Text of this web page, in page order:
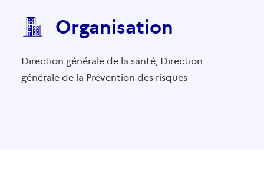
Organisation
Direction générale de la santé Direction
générale de la Prévention des risques